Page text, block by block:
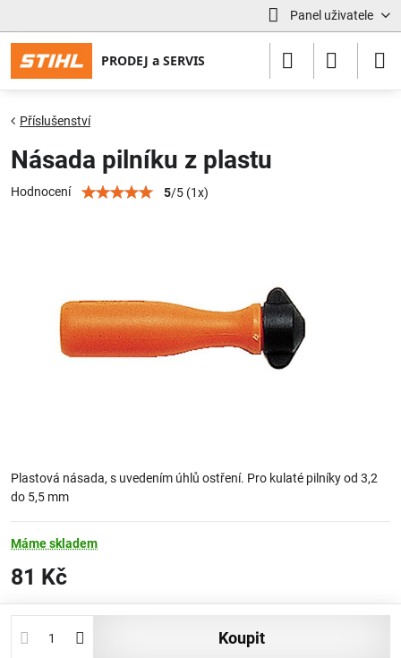
Panel uživatele
Příslušenství
Násada pilníku z plastu
Hodnocení 5/5 (1x)
Plastová násada, s uvedením úhlů ostření. Pro kulaté pilníky od 3,2
do 5,5 mm
Máme skladem
81 Kč
koupit